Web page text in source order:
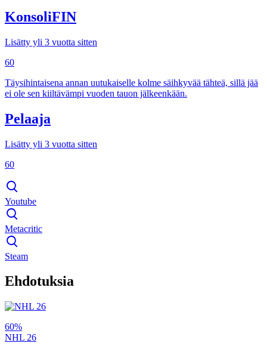
KonsoliFIN
Lisätty yli 3 vuotta sitten
60
Täysihintaisena annan uutukaiselle kolme säihkyvää tähteä, sillä jää
ei ole sen kiiltävämpi vuoden tauon jälkeenkään.
Pelaaja
Lisätty yli 3 vuotta sitten
60
Youtube
Metacritic
Steam
Ehdotuksia
60%
NHL 26